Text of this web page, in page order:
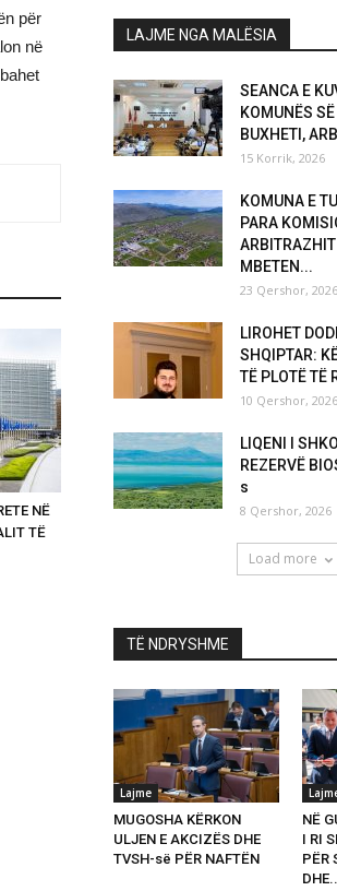
për
në
NË
TË
LAJME NGA MALËSIA
SEANCA E
KOMUNËS
BUXHETI,
15 Korrik, 2026
KOMUNA E
PARA
MBETEN...
23 Qershor, 2026
LIROHET
SHQIPTAR:
TË PLOTË TË
10 Qershor, 2026
LIQENI I
REZERVË
s
8 Qershor, 2026
Load more
TË NDRYSHME
Lajme
MUGOSHA KËRKON
ULJEN E AKCIZËS DHE
TVSH-së PËR NAFTËN
NË
I RI
PËR